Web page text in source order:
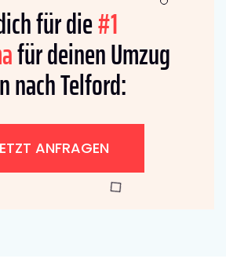
für die#1
für deinen Umzug
nach Telford:
ANFRAGEN